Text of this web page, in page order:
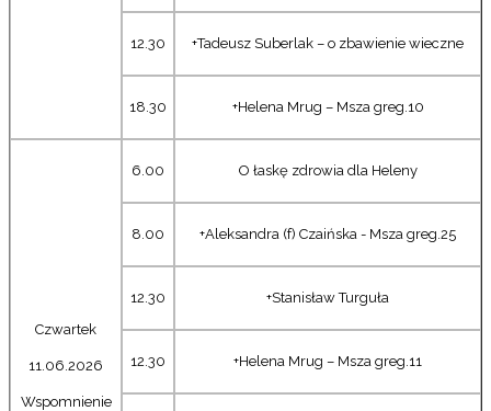
12.30 +Tadeusz Suberlak – o zbawienie wieczne
18.30 +Helena Mrug – Msza greg.10
Czwartek
11.06.2026
Wspomnienie
6.00 O łaskę zdrowia dla Heleny
8.00 +Aleksandra (f) Czaińska - Msza greg.25
12.30 +Stanisław Turguła
12.30 +Helena Mrug – Msza greg.11